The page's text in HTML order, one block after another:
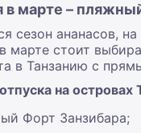
в марте –
сезон ананасов,
марте стоит
в Танзанию с
на
Форт Занзибара;